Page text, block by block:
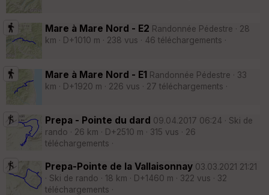
Mare à Mare Nord - E2 Randonnée Pédestre · 28
km · D+1010 m · 238 vus · 46 téléchargements ·
Mare à Mare Nord - E1 Randonnée Pédestre · 33
km · D+1920 m · 226 vus · 27 téléchargements ·
Prepa - Pointe du dard 09.04.2017 06:24 · Ski de
rando · 26 km · D+2510 m · 315 vus · 26
téléchargements ·
Prepa-Pointe de la Vallaisonnay 03.03.2021 21:21
· Ski de rando · 18 km · D+1460 m · 322 vus · 32
téléchargements ·